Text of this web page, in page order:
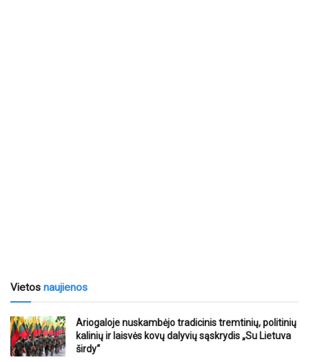
Vietos naujienos
Ariogaloje nuskambėjo tradicinis tremtinių, politinių
kalinių ir laisvės kovų dalyvių sąskrydis „Su Lietuva
širdy“